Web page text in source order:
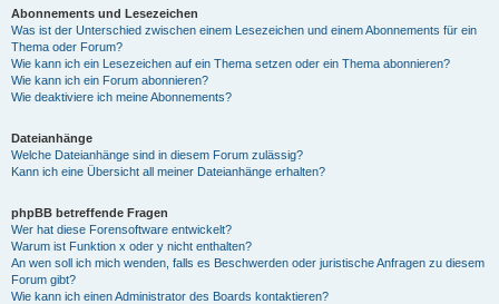
Abonnements und Lesezeichen
Was ist der Unterschied zwischen einem Lesezeichen und einem Abonnements für ein
Thema oder Forum?
Wie kann ich ein Lesezeichen auf ein Thema setzen oder ein Thema abonnieren?
Wie kann ich ein Forum abonnieren?
Wie deaktiviere ich meine Abonnements?
Dateianhänge
Welche Dateianhänge sind in diesem Forum zulässig?
Kann ich eine Übersicht all meiner Dateianhänge erhalten?
phpBB betreffende Fragen
Wer hat diese Forensoftware entwickelt?
Warum ist Funktion x oder y nicht enthalten?
An wen soll ich mich wenden, falls es Beschwerden oder juristische Anfragen zu diesem
Forum gibt?
Wie kann ich einen Administrator des Boards kontaktieren?